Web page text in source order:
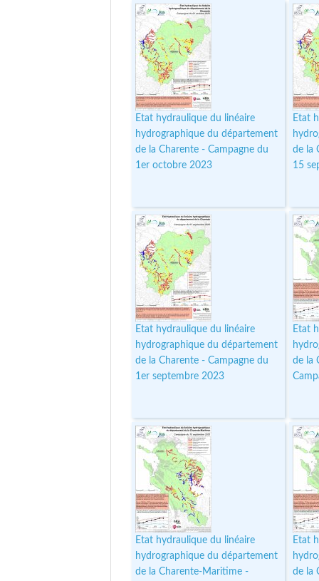
Etat hydraulique du linéaire
hydrographique du département
de la Charente - Campagne du
1er octobre 2023
Etat
de la
15
Etat hydraulique du linéaire
hydrographique du département
de la Charente - Campagne du
1er septembre 2023
Etat
de la
Etat hydraulique du linéaire
hydrographique du département
de la Charente-Maritime -
Etat
de la